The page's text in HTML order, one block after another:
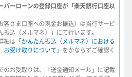
パーローンの登録口座が「楽天銀行口座以
客さま口座への現金お振込）は当行サービ
振込（メルマネ）」にて行います。
細は「かんたん振込（メルマネ）における
お受け取りについて 」をかならずご確認く
のお受取りは、「送金通知メール」に記載